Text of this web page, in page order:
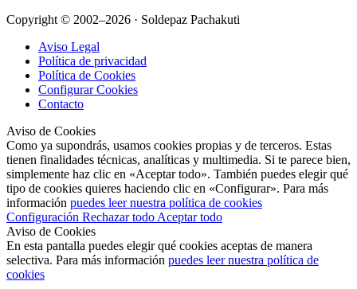
Copyright © 2002–2026 · Soldepaz Pachakuti
Aviso Legal
Política de privacidad
Política de Cookies
Configurar Cookies
Contacto
Aviso de Cookies
Como ya supondrás, usamos cookies propias y de terceros. Estas
tienen finalidades técnicas, analíticas y multimedia. Si te parece bien,
simplemente haz clic en «Aceptar todo». También puedes elegir qué
tipo de cookies quieres haciendo clic en «Configurar». Para más
información puedes leer nuestra política de cookies
Configuración Rechazar todo Aceptar todo
Aviso de Cookies
En esta pantalla puedes elegir qué cookies aceptas de manera
selectiva. Para más información puedes leer nuestra política de
cookies